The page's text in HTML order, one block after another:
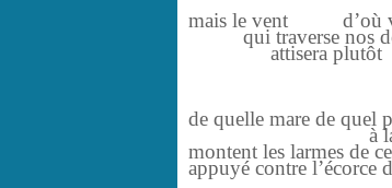
mais le vent d’où
qui traverse nos
attisera plutôt
ce long
de quelle mare de quel
à la
montent les larmes de
appuyé contre l’écorce